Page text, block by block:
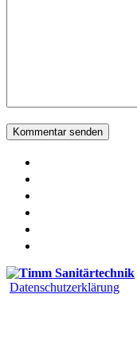
Datenschutzerklärung